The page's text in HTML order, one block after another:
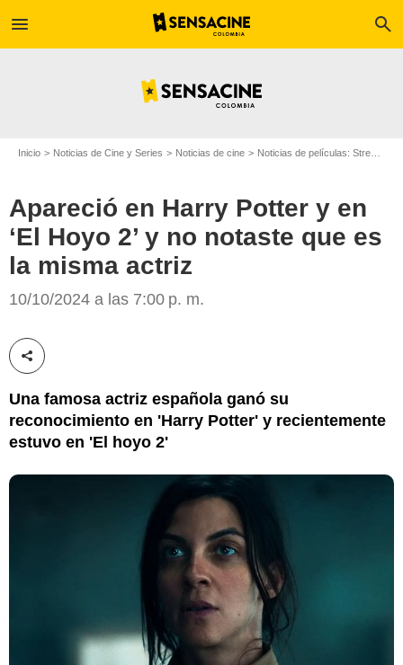
menu search
Inicio Noticias de Cine y Series Noticias de cine Noticias de películas: Streaming
Apareció en Harry Potter y en
‘El Hoyo 2’ y no notaste que es
la misma actriz
10/10/2024 a las 7:00 p. m.
Compartir esta noticia
Una famosa actriz española ganó su
reconocimiento en 'Harry Potter' y recientemente
estuvo en 'El hoyo 2'
Netflix